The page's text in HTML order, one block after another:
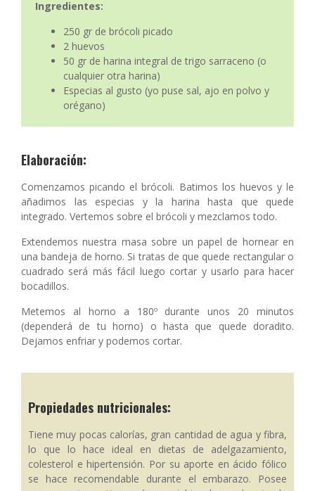
Ingredientes:
250 gr de brócoli picado
2 huevos
50 gr de harina integral de trigo sarraceno (o
cualquier otra harina)
Especias al gusto (yo puse sal, ajo en polvo y
orégano)
Elaboración:
Comenzamos picando el brócoli. Batimos los huevos y le
añadimos las especias y la harina hasta que quede
integrado. Vertemos sobre el brócoli y mezclamos todo.
Extendemos nuestra masa sobre un papel de hornear en
una bandeja de horno. Si tratas de que quede rectangular o
cuadrado será más fácil luego cortar y usarlo para hacer
bocadillos.
Metemos al horno a 180º durante unos 20 minutos
(dependerá de tu horno) o hasta que quede doradito.
Dejamos enfriar y podemos cortar.
Propiedades nutricionales:
Tiene muy pocas calorías, gran cantidad de agua y fibra,
lo que lo hace ideal en dietas de adelgazamiento,
colesterol e hipertensión. Por su aporte en ácido fólico
se hace recomendable durante el embarazo. Posee